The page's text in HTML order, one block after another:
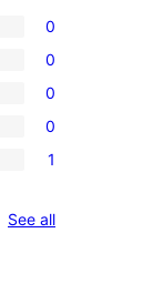
0
0
0
0
1
See allreviews